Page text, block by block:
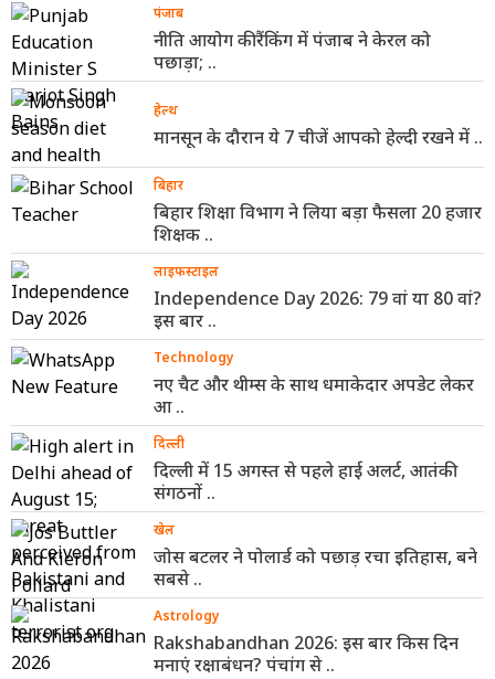
पंजाब
नीति आयोग की रैंकिंग में पंजाब ने केरल को
पछाड़ा; ..
हेल्थ
मानसून के दौरान ये 7 चीजें आपको हेल्दी रखने में ..
बिहार
बिहार शिक्षा विभाग ने लिया बड़ा फैसला 20 हजार
शिक्षक ..
लाइफस्टाइल
Independence Day 2026: 79 वां या 80 वां?
इस बार ..
Technology
नए चैट और थीम्स के साथ धमाकेदार अपडेट लेकर
आ ..
दिल्ली
दिल्ली में 15 अगस्त से पहले हाई अलर्ट, आतंकी
संगठनों ..
खेल
जोस बटलर ने पोलार्ड को पछाड़ रचा इतिहास, बने
सबसे ..
Astrology
Rakshabandhan 2026: इस बार किस दिन
मनाएं रक्षाबंधन? पंचांग से ..